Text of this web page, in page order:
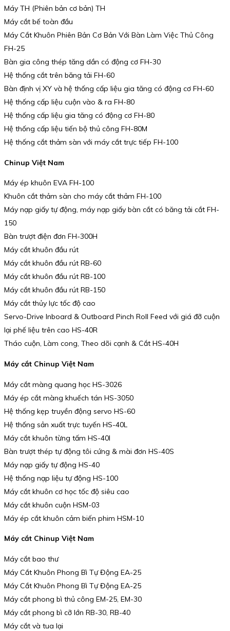
Máy TH (Phiên bản cơ bản) TH
Máy cắt bế toàn đầu
Máy Cắt Khuôn Phiên Bản Cơ Bản Với Bàn Làm Việc Thủ Công
FH-25
Bàn gia công thép tăng dần có động cơ FH-30
Hệ thống cắt trên băng tải FH-60
Bàn định vị XY và hệ thống cấp liệu gia tăng có động cơ FH-60
Hệ thống cấp liệu cuộn vào & ra FH-80
Hệ thống cấp liệu gia tăng có động cơ FH-80
Hệ thống cấp liệu tiến bộ thủ công FH-80M
Hệ thống cắt thảm sàn với máy cắt trực tiếp FH-100
Chinup Việt Nam
Máy ép khuôn EVA FH-100
Khuôn cắt thảm sàn cho máy cắt thảm FH-100
Máy nạp giấy tự động, máy nạp giấy bàn cắt có băng tải cắt FH-
150
Bàn trượt điện đơn FH-300H
Máy cắt khuôn đầu rút
Máy cắt khuôn đầu rút RB-60
Máy cắt khuôn đầu rút RB-100
Máy cắt khuôn đầu rút RB-150
Máy cắt thủy lực tốc độ cao
Servo-Drive Inboard & Outboard Pinch Roll Feed với giá đỡ cuộn
lại phế liệu trên cao HS-40R
Tháo cuộn, Làm cong, Theo dõi cạnh & Cắt HS-40H
Máy cắt Chinup Việt Nam
Máy cắt màng quang học HS-3026
Máy ép cắt màng khuếch tán HS-3050
Hệ thống kẹp truyền động servo HS-60
Hệ thống sản xuất trực tuyến HS-40L
Máy cắt khuôn từng tấm HS-40I
Bàn trượt thép tự động tôi cứng & mài đơn HS-40S
Máy nạp giấy tự động HS-40
Hệ thống nạp liệu tự động HS-100
Máy cắt khuôn cơ học tốc độ siêu cao
Máy cắt khuôn cuộn HSM-03
Máy ép cắt khuôn cảm biến phim HSM-10
Máy cắt Chinup Việt Nam
Máy cắt bao thư
Máy Cắt Khuôn Phong Bì Tự Động EA-25
Máy Cắt Khuôn Phong Bì Tự Động EA-25
Máy cắt phong bì thủ công EM-25, EM-30
Máy cắt phong bì cỡ lớn RB-30, RB-40
Máy cắt và tua lại